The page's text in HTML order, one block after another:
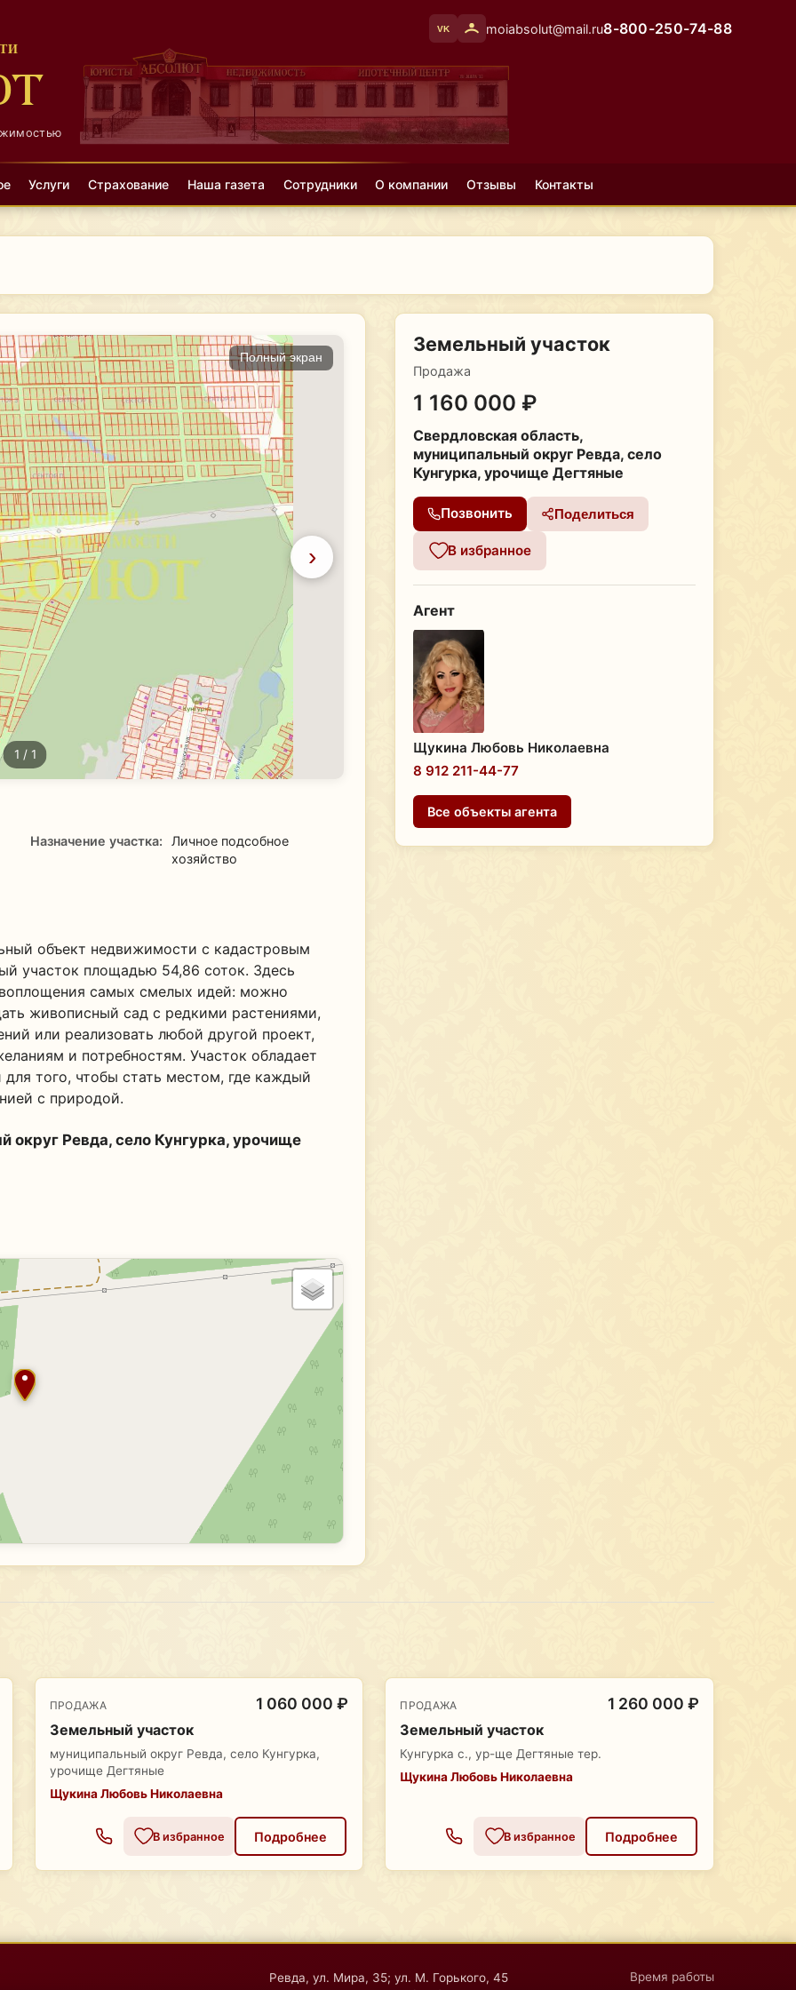
VK moiabsolut@mail.ru8-800-250-74-88
Услуги Страхование Наша газета Сотрудники О компании Отзывы Контакты
›
Полный экран
1 / 1
Назначение участка:
Личное подсобное
хозяйство
объект недвижимости с кадастровым
участок площадью 54,86 соток. Здесь
самых смелых идей: можно
живописный сад с редкими растениями,
или реализовать любой другой проект,
и потребностям. Участок обладает
того, чтобы стать местом, где каждый
с природой.
округ Ревда, село Кунгурка, урочище
Земельный участок
Продажа
1 160 000 ₽
Свердловская область,
муниципальный округ Ревда, село
Кунгурка, урочище Дегтяные
Позвонить Поделиться
В избранное
Агент
Щукина Любовь Николаевна
8 912 211-44-77
Все объекты агента
ПРОДАЖА 1 060 000 ₽
Земельный участок
муниципальный округ Ревда, село Кунгурка,
урочище Дегтяные
Щукина Любовь Николаевна
В избранное Подробнее
ПРОДАЖА 1 260 000 ₽
Земельный участок
Кунгурка с., ур-ще Дегтяные тер.
Щукина Любовь Николаевна
В избранное Подробнее
Ревда, ул. Мира, 35; ул. М. Горького, 45
Время работы